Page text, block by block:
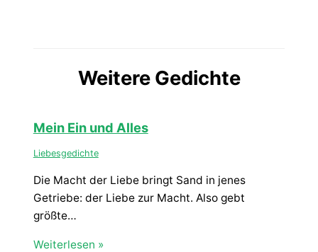
Weitere Gedichte
Mein Ein und Alles
Liebesgedichte
Die Macht der Liebe bringt Sand in jenes
Getriebe: der Liebe zur Macht. Also gebt
größte…
Weiterlesen »